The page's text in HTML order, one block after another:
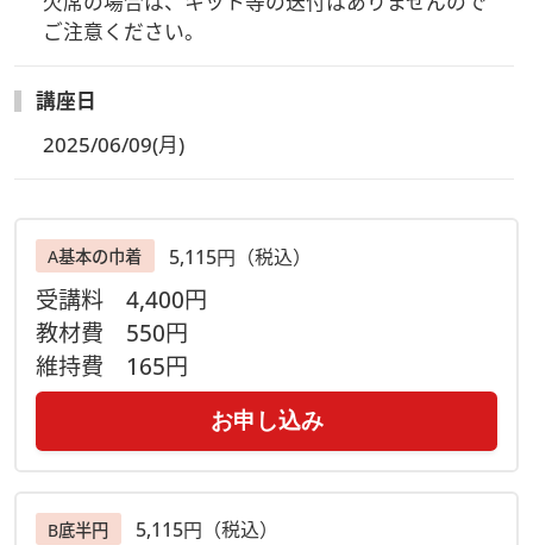
ご注意ください。
講座日
2025/06/09(月)
A基本の巾着 5,115円（税込）
受講料 4,400円
教材費 550円
維持費 165円
お申し込み
B底半円 5,115円（税込）